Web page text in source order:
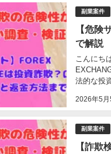
副業案件
【危険
で解説
2026年5月
こんにち
法的な投
副業案件
【詐欺